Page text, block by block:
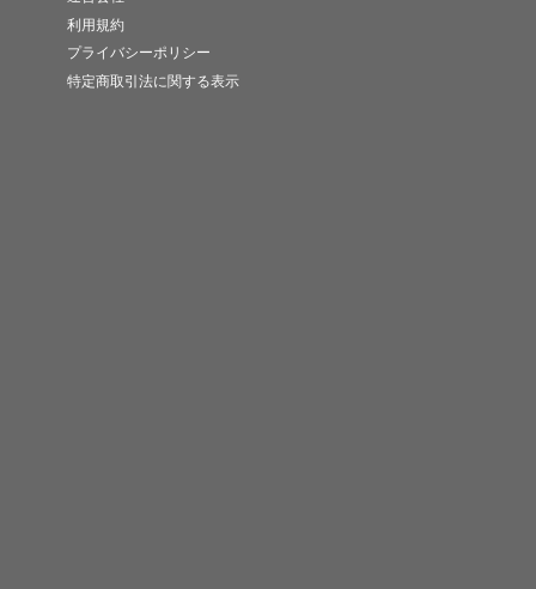
利用規約
プライバシーポリシー
特定商取引法に関する表示